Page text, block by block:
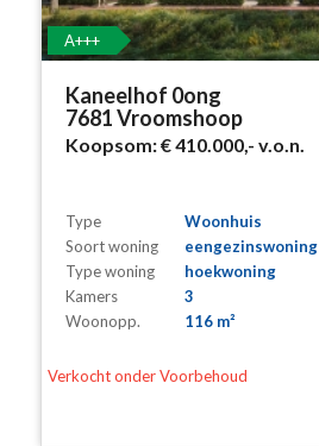
A+++
Kaneelhof 0ong
7681 Vroomshoop
Koopsom:€ 410.000,- v.o.n.
Type
Woonhuis
Soort woning
eengezinswoning
Type woning
hoekwoning
Kamers
3
Woonopp.
116 m²
Verkocht onder Voorbehoud